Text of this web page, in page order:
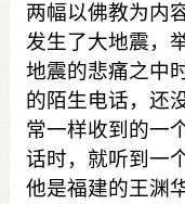
两幅以佛教为内
发生了大地震，
地震的悲痛之中
的陌生电话，还
常一样收到的一
话时，就听到一
他是福建的王渊